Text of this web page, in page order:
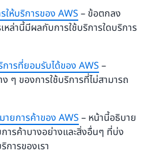
ห้บริการของ AWS – ข้อตกลง
หล่านี้มีผลกับการใช้บริการใดบริการ
ารที่ยอมรับได้ของ AWS –
ๆ ของการใช้บริการที่ไม่สามารถ
ยการค้าของ AWS – หน้านี้อธิบาย
ารค้าบางอย่างและสิ่งอื่นๆ ที่บ่ง
ารของเรา